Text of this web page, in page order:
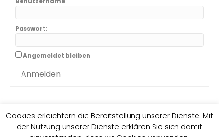
Passwort:
Angemeldet bleiben
Anmelden
Impressum Datenschutzrichtlinie
Cookies erleichtern die Bereitstellung unserer Dienste. Mit
der Nutzung unserer Dienste erklären Sie sich damit